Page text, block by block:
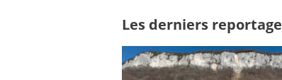
Les derniers